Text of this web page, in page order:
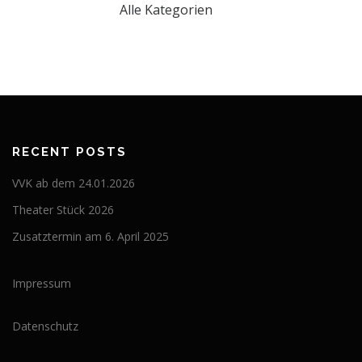
Alle Kategorien
RECENT POSTS
VVK ab dem 24.01.2026
Theater Stück 2026
Zusatztermin am 6. April 2025
Impressum
Datenschutz